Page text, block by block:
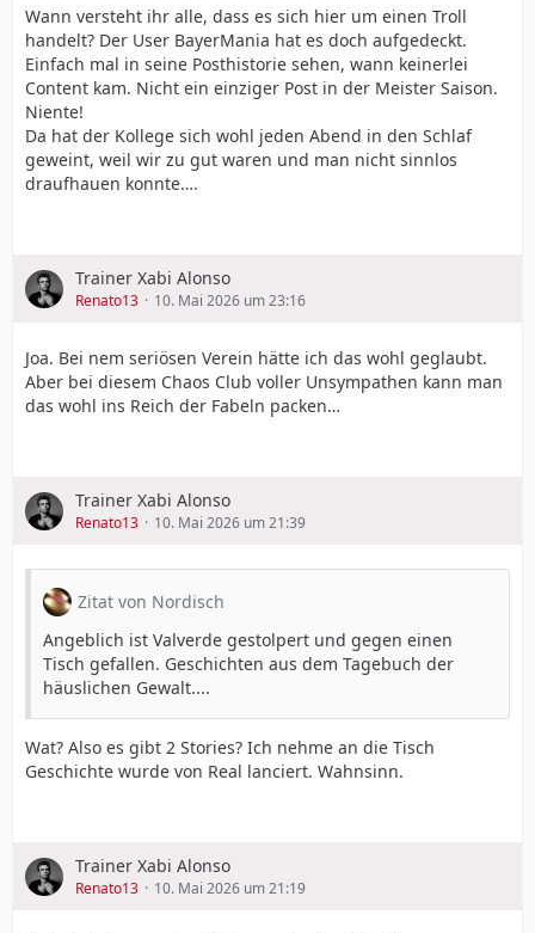
Wann versteht ihr alle, dass es sich hier um einen Troll
handelt? Der User BayerMania hat es doch aufgedeckt.
Einfach mal in seine Posthistorie sehen, wann keinerlei
Content kam. Nicht ein einziger Post in der Meister Saison.
Niente!
Da hat der Kollege sich wohl jeden Abend in den Schlaf
geweint, weil wir zu gut waren und man nicht sinnlos
draufhauen konnte….
Trainer Xabi Alonso
Renato13 10. Mai 2026 um 23:16
Joa. Bei nem seriösen Verein hätte ich das wohl geglaubt.
Aber bei diesem Chaos Club voller Unsympathen kann man
das wohl ins Reich der Fabeln packen…
Trainer Xabi Alonso
Renato13 10. Mai 2026 um 21:39
Zitat von Nordisch
Angeblich ist Valverde gestolpert und gegen einen
Tisch gefallen. Geschichten aus dem Tagebuch der
häuslichen Gewalt....
Wat? Also es gibt 2 Stories? Ich nehme an die Tisch
Geschichte wurde von Real lanciert. Wahnsinn.
Trainer Xabi Alonso
Renato13 10. Mai 2026 um 21:19